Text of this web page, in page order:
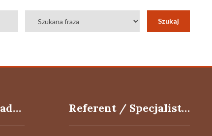
Doradczyni / Doradca Techniczno-Handlowy Referent / Specjalista ds. obsługi technicznej (k/m/n) w Dziale Administracyjno-Gospodarczym CM